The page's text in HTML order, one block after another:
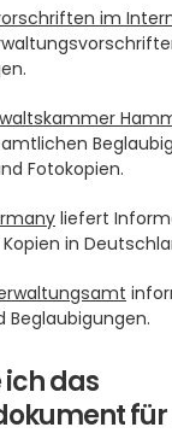
im
Fotokopien.
liefert
in
Beglaubigungen.
ich das
für